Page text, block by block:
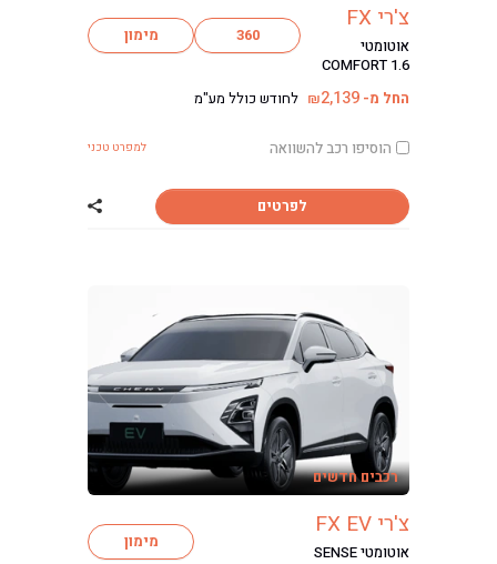
צ'רי FX
אוטומטי
COMFORT 1.6
360 מימון
החל מ- ₪2,139 לחודש כולל מע"מ
הוסיפו רכב להשוואה למפרט טכני
לפרטים שתף רכב צ'רי FX
רכבים חדשים
צ'רי FX EV
אוטומטי SENSE מימון